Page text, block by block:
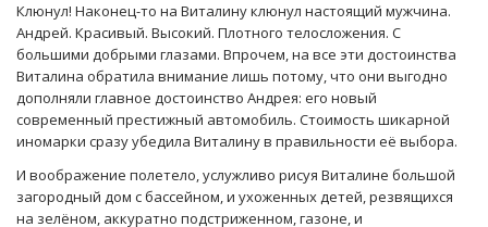
Клюнул! Наконец-то на Виталину клюнул настоящий мужчина.
Андрей. Красивый. Высокий. Плотного телосложения. С
большими добрыми глазами. Впрочем, на все эти достоинства
Виталина обратила внимание лишь потому, что они выгодно
дополняли главное достоинство Андрея: его новый
современный престижный автомобиль. Стоимость шикарной
иномарки сразу убедила Виталину в правильности её выбора.
И воображение полетело, услужливо рисуя Виталине большой
загородный дом с бассейном, и ухоженных детей, резвящихся
на зелёном, аккуратно подстриженном, газоне, и